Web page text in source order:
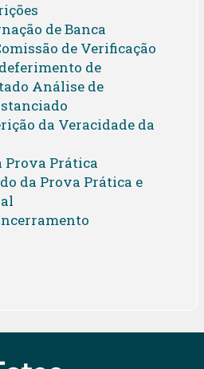
de Banca
de Verificação
de
Análise de
da Veracidade da
Prova Prática
da Prova Prática e